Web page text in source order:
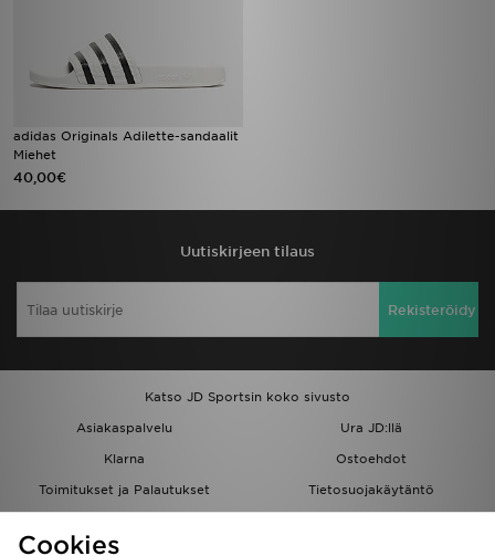
adidas Originals Adilette-sandaalit
Miehet
40,00€
Uutiskirjeen tilaus
Rekisteröidy
Katso JD Sportsin koko sivusto
Asiakaspalvelu
Ura JD:llä
Klarna
Ostoehdot
Toimitukset ja Palautukset
Tietosuojakäytäntö
Löydä myymälä
Cookies